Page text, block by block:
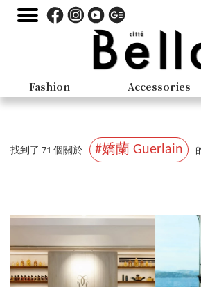
Fashion Accessories
找到了 71 個關於 #嬌蘭 Guerlain